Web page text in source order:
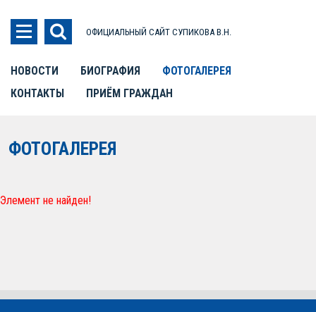
ОФИЦИАЛЬНЫЙ САЙТ СУПИКОВА В.Н.
НОВОСТИ БИОГРАФИЯ
ФОТОГАЛЕРЕЯ
КОНТАКТЫ
ПРИЁМ ГРАЖДАН
ФОТОГАЛЕРЕЯ
Элемент не найден!